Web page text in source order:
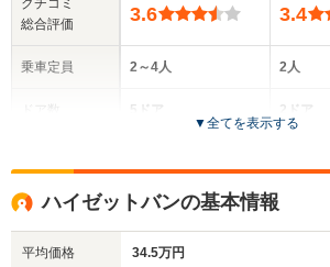
クチコミ
総合評価
乗車定員
3.6
2～4人
5ドア
全高
3.4
2人
2ドア
全高
▼全てを表示する
ハイゼットバンの基本情報
平均価格 34.5万円